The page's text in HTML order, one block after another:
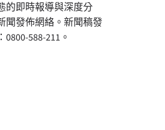
的即時報導與深度分
聞發佈網絡。新聞稿發
588-211。